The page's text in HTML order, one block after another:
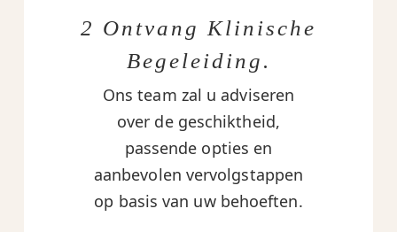
2 Ontvang Klinische
Begeleiding.
Ons team zal u adviseren
over de geschiktheid,
passende opties en
aanbevolen vervolgstappen
op basis van uw behoeften.